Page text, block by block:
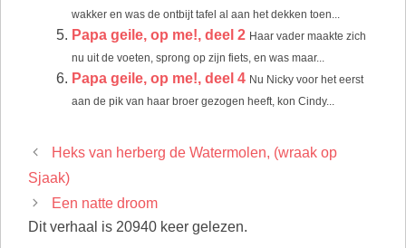
wakker en was de ontbijt tafel al aan het dekken toen...
Papa geile, op me!, deel 2 Haar vader maakte zich
nu uit de voeten, sprong op zijn fiets, en was maar...
Papa geile, op me!, deel 4 Nu Nicky voor het eerst
aan de pik van haar broer gezogen heeft, kon Cindy...
Heks van herberg de Watermolen, (wraak op
Sjaak)
Een natte droom
Dit verhaal is 20940 keer gelezen.